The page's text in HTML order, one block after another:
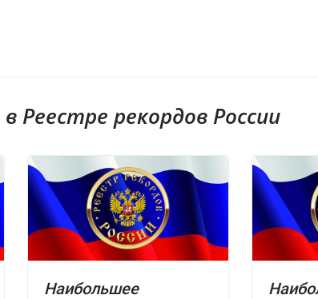
рекордов России
Наибольшее